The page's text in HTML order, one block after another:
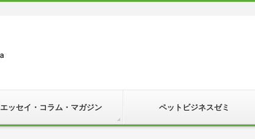
エッセイ・コラム・マガジン ペットビジネスゼミ